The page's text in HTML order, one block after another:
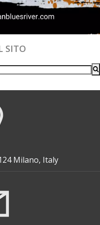
SITO
Milano, Italy